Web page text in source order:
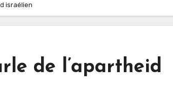
israélien
de l’apartheid